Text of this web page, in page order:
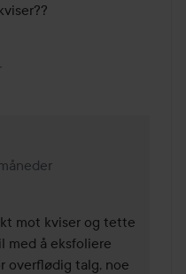
Creator. lades 2 måneder
mot kviser og tette
med å eksfoliere
overflødig talg, noe